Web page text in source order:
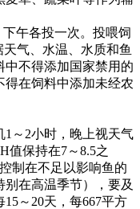
下午各投一次。投喂饲
气、水温、水质和鱼
中不得添加国家禁用的
在饲料中添加未经农
1 ～ 2小时，晚上视天气
值保持在7～8.5之
制在不足以影响鱼的
在高温季节），要及
15～ 20天，每667平方